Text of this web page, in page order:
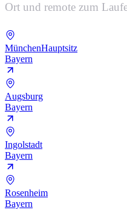
Ort und remote zum
MünchenHauptsitz
Bayern
Augsburg
Bayern
Ingolstadt
Bayern
Rosenheim
Bayern